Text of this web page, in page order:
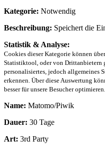
Kategorie: Notwendig
Beschreibung: Speichert die
Statistik & Analyse:
Cookies dieser Kategorie können
Statistiktool, oder von Drittanbietern
personalisiertes, jedoch allgemeines
erkennen. Über diese Auswertung
besser für unsere Besucher optimieren.
Name: Matomo/Piwik
Dauer: 30 Tage
Art: 3rd Party